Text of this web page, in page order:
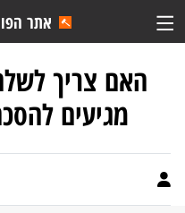
אתר
האם צריך
מגיעים